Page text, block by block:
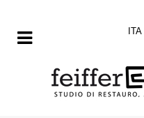
ITA